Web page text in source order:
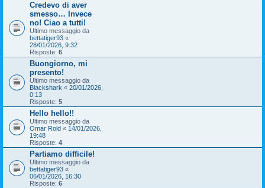
Credevo di aver
smesso… Invece
no! Ciao a tutti!
Ultimo messaggio da
bettatiger93 «
28/01/2026, 9:32
Risposte: 6
Buongiorno, mi
presento!
Ultimo messaggio da
Blackshark « 20/01/2026,
0:13
Risposte: 5
Hello hello!!
Ultimo messaggio da
Omar Rold « 14/01/2026,
19:48
Risposte: 4
Partiamo difficile!
Ultimo messaggio da
bettatiger93 «
06/01/2026, 16:30
Risposte: 6